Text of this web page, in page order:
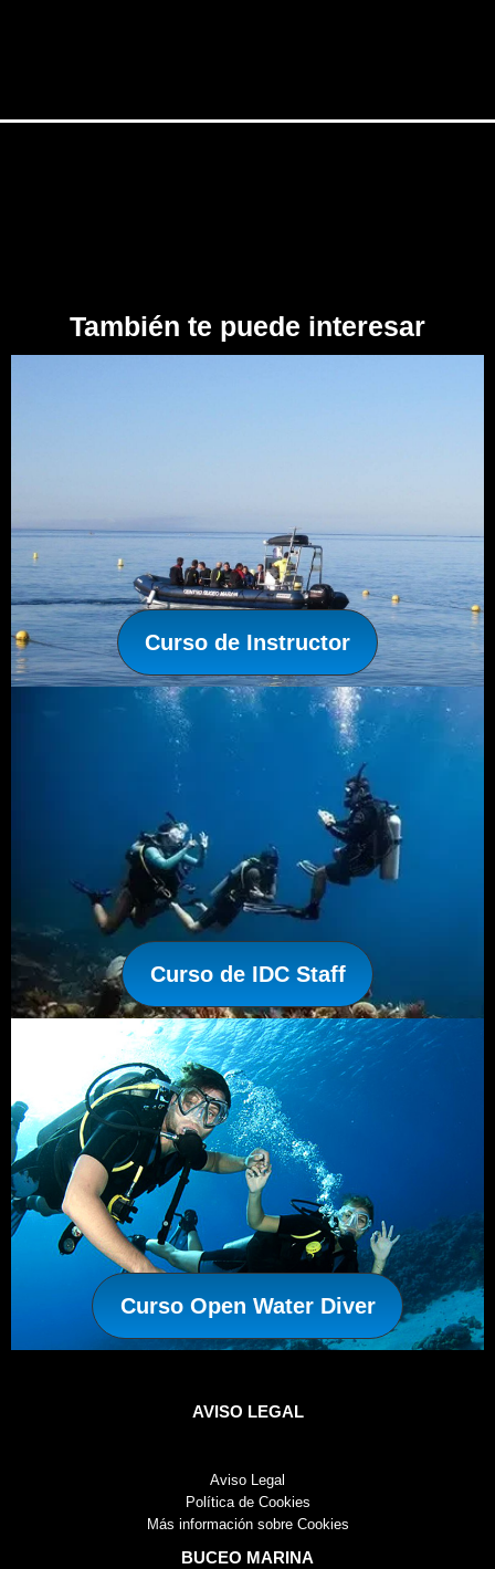
También te puede interesar
Curso de Instructor
Curso de IDC Staff
Curso Open Water Diver
AVISO LEGAL
Aviso Legal
Política de Cookies
Más información sobre Cookies
BUCEO MARINA